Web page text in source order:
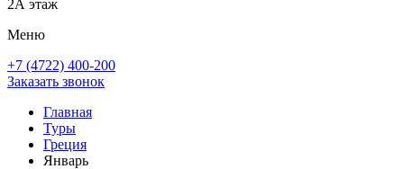
2А этаж
Меню
+7 (4722) 400-200
Заказать звонок
Главная
Туры
Греция
Январь